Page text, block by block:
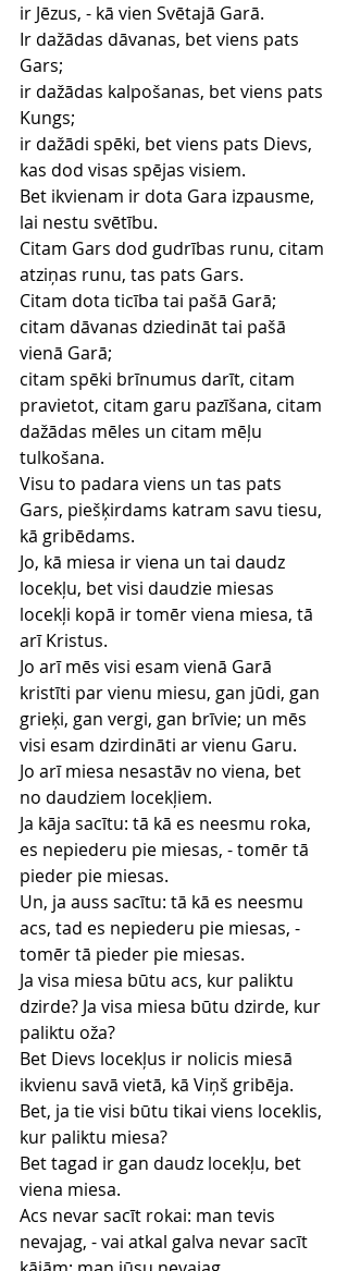
ir Jēzus, - kā vien Svētajā Garā.
Ir dažādas dāvanas, bet viens pats
Gars;
ir dažādas kalpošanas, bet viens pats
Kungs;
ir dažādi spēki, bet viens pats Dievs,
kas dod visas spējas visiem.
Bet ikvienam ir dota Gara izpausme,
lai nestu svētību.
Citam Gars dod gudrības runu, citam
atziņas runu, tas pats Gars.
Citam dota ticība tai pašā Garā;
citam dāvanas dziedināt tai pašā
vienā Garā;
citam spēki brīnumus darīt, citam
pravietot, citam garu pazīšana, citam
dažādas mēles un citam mēļu
tulkošana.
Visu to padara viens un tas pats
Gars, piešķirdams katram savu tiesu,
kā gribēdams.
Jo, kā miesa ir viena un tai daudz
locekļu, bet visi daudzie miesas
locekļi kopā ir tomēr viena miesa, tā
arī Kristus.
Jo arī mēs visi esam vienā Garā
kristīti par vienu miesu, gan jūdi, gan
grieķi, gan vergi, gan brīvie; un mēs
visi esam dzirdināti ar vienu Garu.
Jo arī miesa nesastāv no viena, bet
no daudziem locekļiem.
Ja kāja sacītu: tā kā es neesmu roka,
es nepiederu pie miesas, - tomēr tā
pieder pie miesas.
Un, ja auss sacītu: tā kā es neesmu
acs, tad es nepiederu pie miesas, -
tomēr tā pieder pie miesas.
Ja visa miesa būtu acs, kur paliktu
dzirde? Ja visa miesa būtu dzirde, kur
paliktu oža?
Bet Dievs locekļus ir nolicis miesā
ikvienu savā vietā, kā Viņš gribēja.
Bet, ja tie visi būtu tikai viens loceklis,
kur paliktu miesa?
Bet tagad ir gan daudz locekļu, bet
viena miesa.
Acs nevar sacīt rokai: man tevis
nevajag, - vai atkal galva nevar sacīt